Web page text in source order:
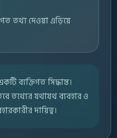
তথ্য দেওয়া এড়িয়ে
ব্যক্তিগত সিদ্ধান্ত।
তথ্যের যথাযথ ব্যবহার ও
দায়িত্ব।